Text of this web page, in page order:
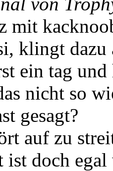
mit
klingt dazu
ein tag
nicht so
gesagt?
auf zu
ist doch